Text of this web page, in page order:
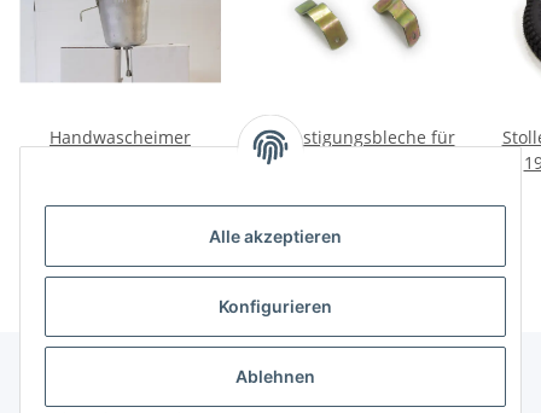
Alle akzeptieren
Konfigurieren
Ablehnen
Handwascheimer
Wolga
Befestigungsbleche für
Tacho Ural, Dnepr, K750,